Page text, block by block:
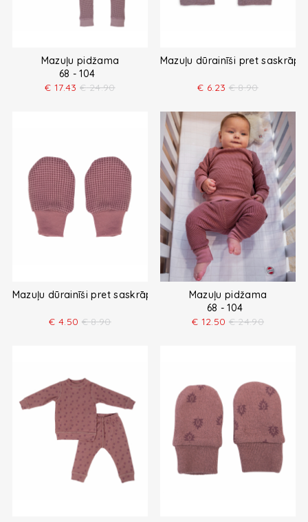
Mazuļu pidžama
68 - 104
€ 17.43 € 24.90
Mazuļu dūrainīši pret
€ 6.23 € 8.90
Mazuļu dūrainīši pret saskrāpēšanos
€ 4.50 € 8.90
Mazuļu pidžama
68 - 104
€ 12.50 € 24.90